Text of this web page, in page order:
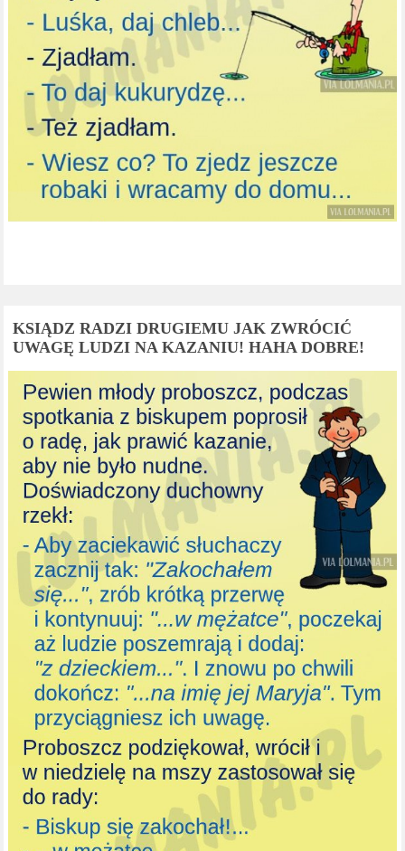
KSIĄDZ RADZI DRUGIEMU JAK ZWRÓCIĆ
UWAGĘ LUDZI NA KAZANIU! HAHA DOBRE!